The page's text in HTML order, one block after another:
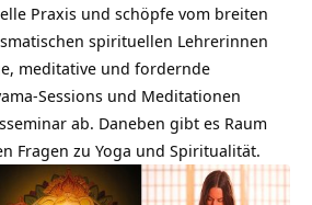
Praxis und schöpfe vom breiten
spirituellen Lehrerinnen
meditative und fordernde
Sessions und Meditationen
ab. Daneben gibt es Raum
Fragen zu Yoga und Spiritualität.